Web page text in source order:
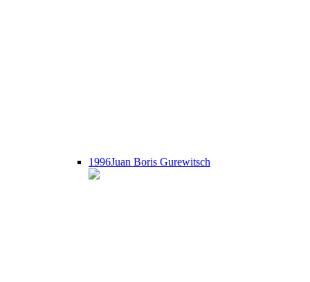
1996Juan Boris Gurewitsch